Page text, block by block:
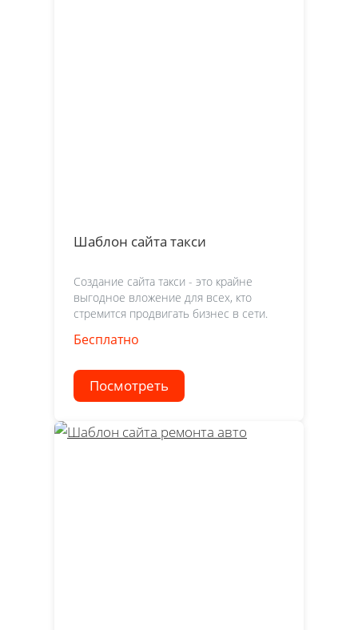
Шаблон сайта такси
Создание сайта такси - это крайне
выгодное вложение для всех, кто
стремится продвигать бизнес в сети.
Бесплатно
Посмотреть